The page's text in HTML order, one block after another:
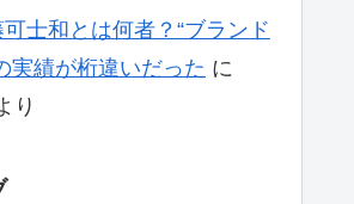
可士和とは何者？“ブランド
実績が桁違いだった に
り